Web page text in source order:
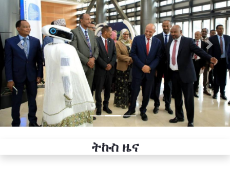
Previous Next
ትኩስ ዜና